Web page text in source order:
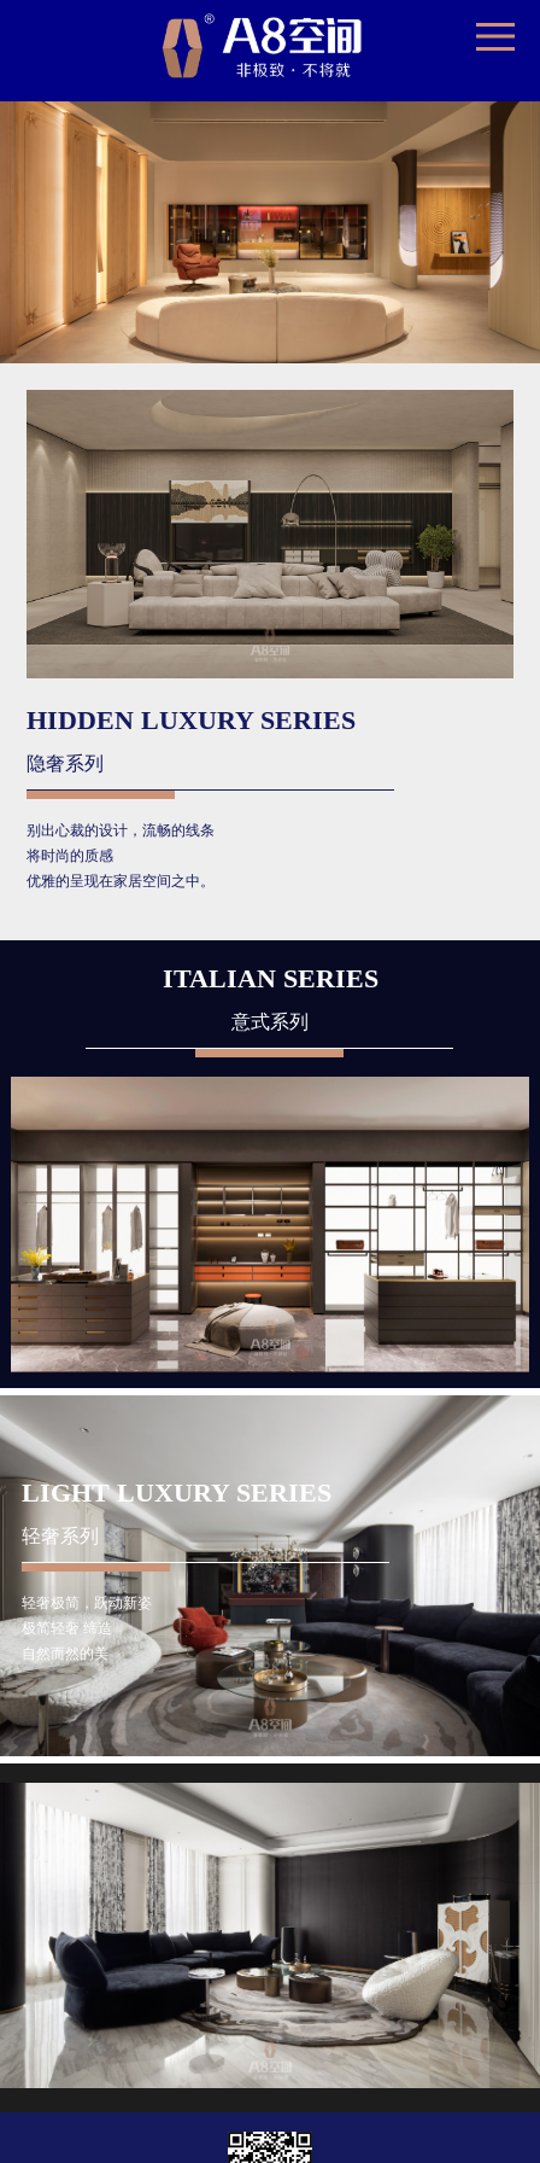
HIDDEN LUXURY SERIES
隐奢系列
别出心裁的设计，流畅的线条
将时尚的质感
优雅的呈现在家居空间之中。
ITALIAN SERIES
意式系列
LIGHT LUXURY SERIES
轻奢系列
轻奢极简，跃动新姿
极简轻奢 缔造
自然而然的美